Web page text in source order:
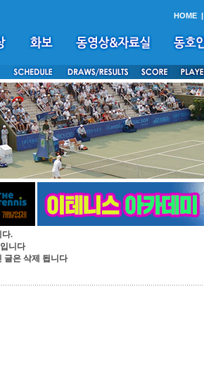
HOME |
다.
니다
글은 삭제 됩니다